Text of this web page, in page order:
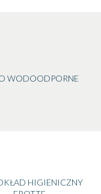
WODOODPORNE